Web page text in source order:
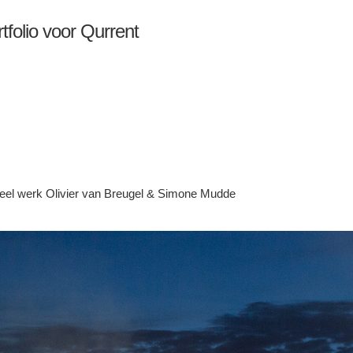
voor Qurrent
werk Olivier van Breugel & Simone Mudde